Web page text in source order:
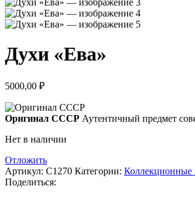
Духи «Ева»
5000,00 ₽
Оригинал СССР Аутентичный предмет
Нет в наличии
Отложить
Артикул: С1270 Категории: Коллекционные
Поделиться: